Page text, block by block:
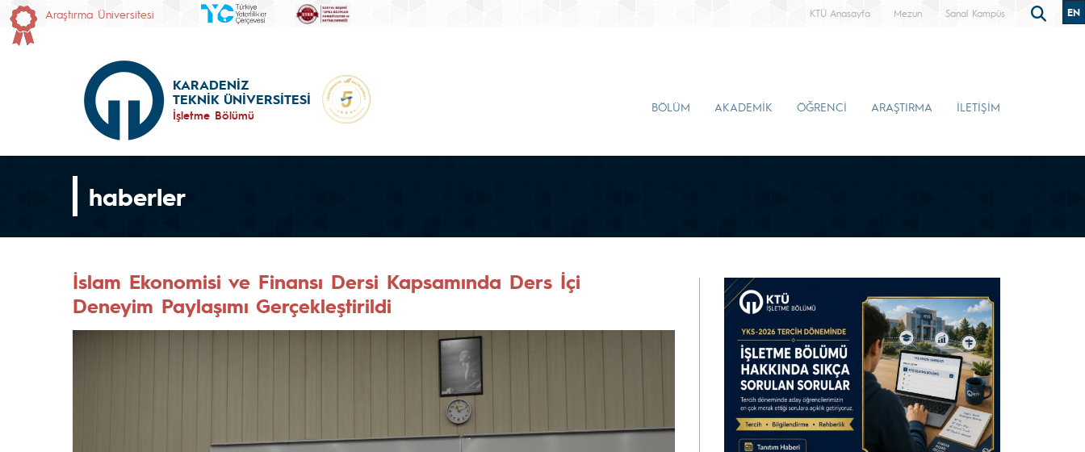
Araştırma Üniversitesi KTÜ Anasayfa Mezun Sanal Kampüs EN
KARADENİZ
TEKNİK ÜNİVERSİTESİ
İşletme Bölümü
BÖLÜM AKADEMİK ÖĞRENCİ ARAŞTIRMA İLETİŞİM
haberler
İslam Ekonomisi ve Finansı Dersi Kapsamında Ders İçi
Deneyim Paylaşımı Gerçekleştirildi